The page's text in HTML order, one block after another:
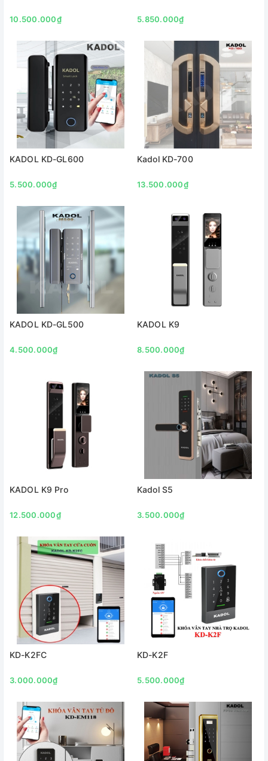
10.500.000₫ 5.850.000₫
KADOL KD-GL600
5.500.000₫
Kadol KD-700
13.500.000₫
KADOL KD-GL500
4.500.000₫
KADOL K9
8.500.000₫
KADOL K9 Pro
12.500.000₫
Kadol S5
3.500.000₫
KD-K2FC
3.000.000₫
KD-K2F
5.500.000₫